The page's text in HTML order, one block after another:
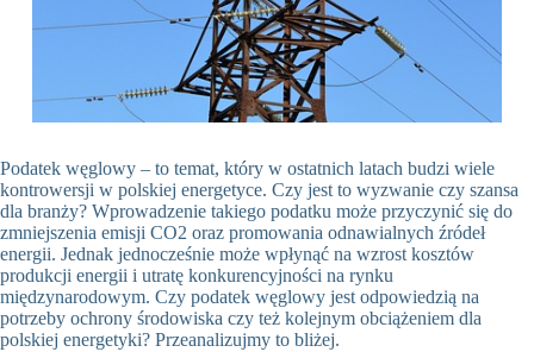
Podatek węglowy – to temat, który w ostatnich latach budzi wiele
kontrowersji w polskiej energetyce. Czy jest to wyzwanie czy szansa
dla branży? Wprowadzenie takiego podatku może przyczynić się do
zmniejszenia emisji CO2 oraz promowania odnawialnych źródeł
energii. Jednak jednocześnie może wpłynąć na wzrost kosztów
produkcji energii i utratę konkurencyjności na rynku
międzynarodowym. Czy podatek węglowy jest odpowiedzią na
potrzeby ochrony środowiska czy też kolejnym obciążeniem dla
polskiej energetyki? Przeanalizujmy to bliżej.